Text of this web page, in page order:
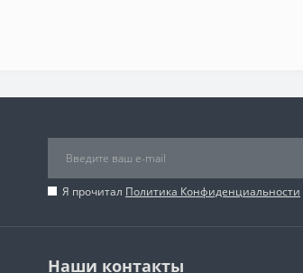
Я прочитал Политика Конфиденциальности
Наши контакты